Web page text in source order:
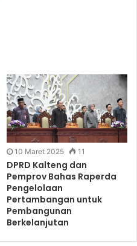
10 Maret 2025 11
DPRD Kalteng dan
Pemprov Bahas Raperda
Pengelolaan
Pertambangan untuk
Pembangunan
Berkelanjutan